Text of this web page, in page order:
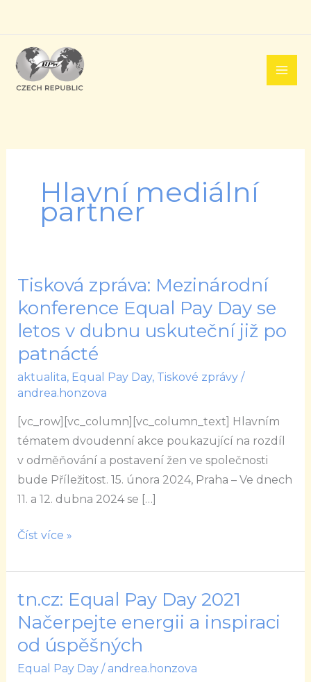
obsah
Hlavní mediální
partner
Tisková zpráva: Mezinárodní
konference Equal Pay Day se
letos v dubnu uskuteční již po
patnácté
aktualita, Equal Pay Day, Tiskové zprávy/
andrea.honzova
[vc_row][vc_column][vc_column_text] Hlavním
tématem dvoudenní akce poukazující na rozdíl
v odměňování a postavení žen ve společnosti
bude Příležitost. 15. února 2024, Praha – Ve dnech
11. a 12. dubna 2024 se […]
Tisková
zpráva:
Mezinárodní
konference
Equal
Pay
Day
se
letos
v
dubnu
uskuteční
po
Číst více »
tn.cz: Equal Pay Day 2021
Načerpejte energii a inspiraci
od úspěšných
Equal Pay Day/ andrea.honzova
tn.cz:
Equal
Day
2021